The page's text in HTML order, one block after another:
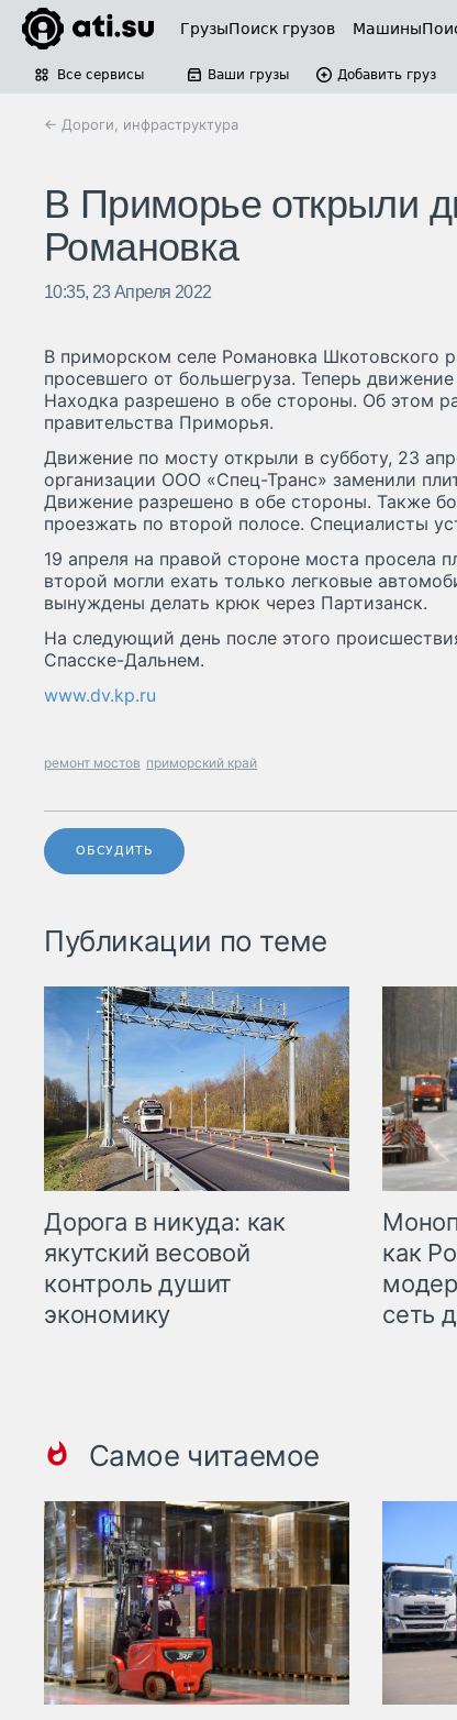
ГрузыПоиск грузов Машины
Все сервисы Ваши грузы Добавить груз
← Дороги, инфраструктура
В Приморье открыли
Романовка
10:35, 23 Апреля 2022
В приморском селе Романовка Шкотовского
просевшего от большегруза. Теперь
Находка разрешено в обе стороны. Об этом
правительства Приморья.
Движение по мосту открыли в субботу, 23
организации ООО «Спец-Транс» заменили
Движение разрешено в обе стороны. Также
проезжать по второй полосе. Специалисты
19 апреля на правой стороне моста просела
второй могли ехать только легковые
вынуждены делать крюк через Партизанск.
На следующий день после этого
Спасске-Дальнем.
www.dv.kp.ru
ремонт мостов приморский край
ОБСУДИТЬ
Публикации по теме
Дорога в никуда: как
якутский весовой
контроль душит
экономику
как
сеть
Самое читаемое